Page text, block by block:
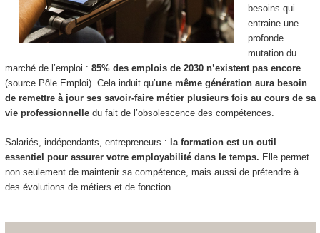
besoins qui
entraine une
profonde
mutation du
marché de l’emploi : 85% des emplois de 2030 n’existent pas encore
(source Pôle Emploi). Cela induit qu’une même génération aura besoin
de remettre à jour ses savoir-faire métier plusieurs fois au cours de sa
vie professionnelle du fait de l’obsolescence des compétences.
Salariés, indépendants, entrepreneurs : la formation est un outil
essentiel pour assurer votre employabilité dans le temps. Elle permet
non seulement de maintenir sa compétence, mais aussi de prétendre à
des évolutions de métiers et de fonction.